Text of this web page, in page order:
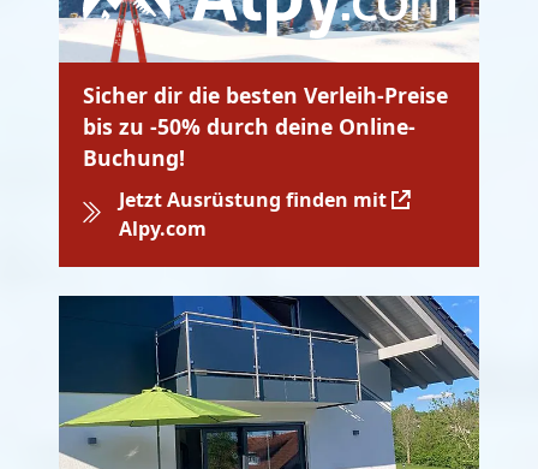
Sicher dir die besten Verleih-Preise
bis zu -50% durch deine Online-
Buchung!
Jetzt Ausrüstung finden mit
Alpy.com